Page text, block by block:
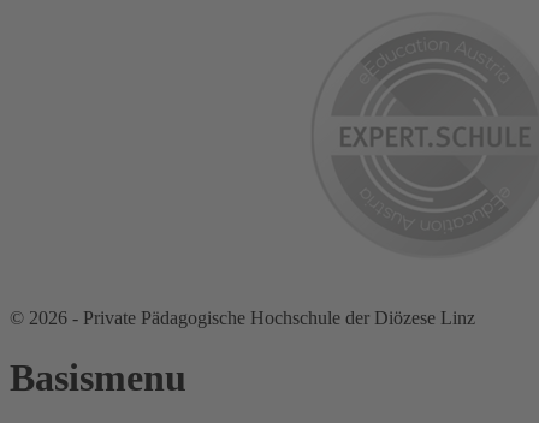
© 2026 - Private Pädagogische Hochschule der Diözese Linz
Basismenu